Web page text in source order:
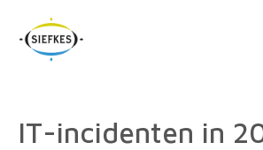
IT-incidenten in